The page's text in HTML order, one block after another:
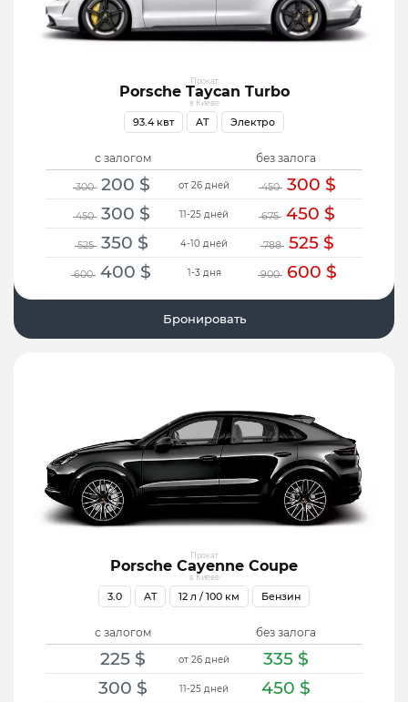
Прокат
Porsche Taycan Turbo
в Киеве
с залогом
от 26 дней
300 200 $
11-25 дней
450 300 $
4-10 дней
525 350 $
1-3 дня
600 400 $
без залога
450 300 $
675 450 $
788 525 $
900 600 $
93.4 квт AT Электро
Бронировать
Прокат
Porsche Cayenne Coupe
в Киеве
с залогом
от 26 дней
225 $
11-25 дней
300 $
без залога
335 $
450 $
3.0 AT 12 л / 100 км Бензин